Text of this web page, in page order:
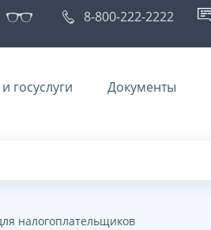
8-800-222-2222
госуслуги Документы
налогоплательщиков